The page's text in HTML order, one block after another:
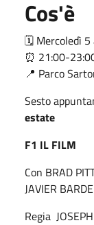
Cos'è
🗓️ Mercoledì 5
⏰ 21:00-
📍 Parco
Sesto
estate
F1 IL FILM
Con BRAD
JAVIER
Regia